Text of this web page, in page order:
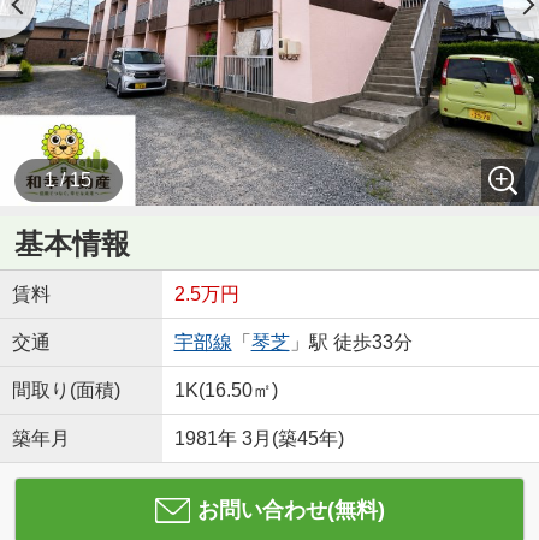
1 / 15
基本情報
賃料 2.5万円
交通 宇部線 「 琴芝」駅 徒歩33分
間取り(面積) 1K(16.50㎡)
築年月 1981年 3月(築45年)
お問い合わせ(無料)